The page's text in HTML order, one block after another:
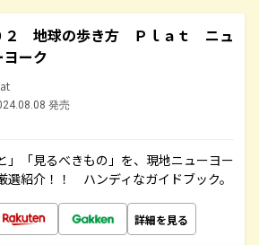
２ 地球の歩き方 Ｐｌａｔ ニュ
ヨーク
発売
」「見るべきもの」を、現地ニューヨー
選紹介！！ ハンディなガイドブック。
詳細を見る